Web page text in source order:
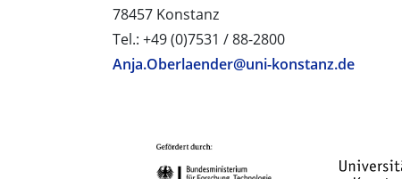
78457 Konstanz
Tel.: +49 (0)7531 / 88-2800
Anja.Oberlaender@uni-konstanz.de